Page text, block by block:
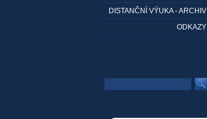
DISTANČNÍ VÝUKA - ARCHIV
ODKAZY